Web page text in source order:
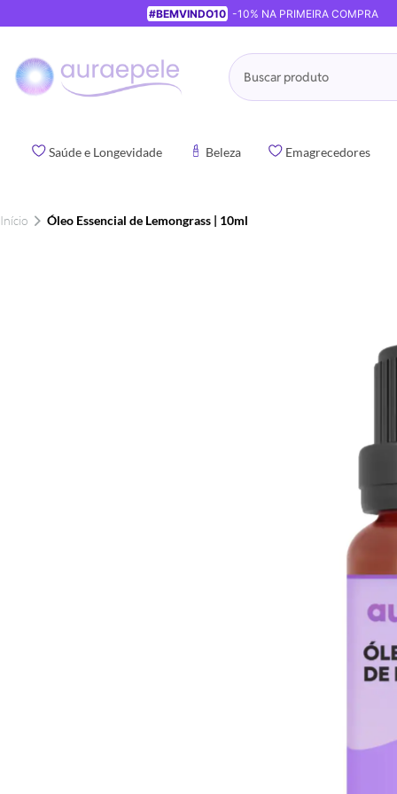
#BEMVINDO10 -10% NA PRIMEIRA COMPRA
Pesquisa
Saúde e Longevidade Beleza Emagrecedores
Início Óleo Essencial de Lemongrass | 10ml